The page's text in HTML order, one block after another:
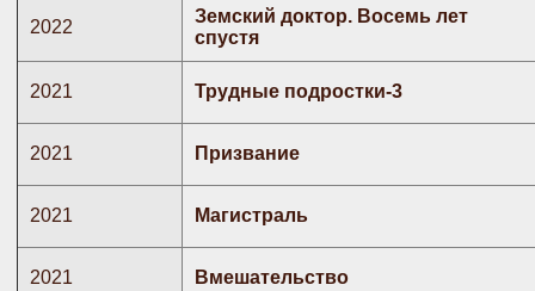
2022
Земский доктор. Восемь лет
спустя
2021 Трудные подростки-3
2021 Призвание
2021 Магистраль
2021 Вмешательство